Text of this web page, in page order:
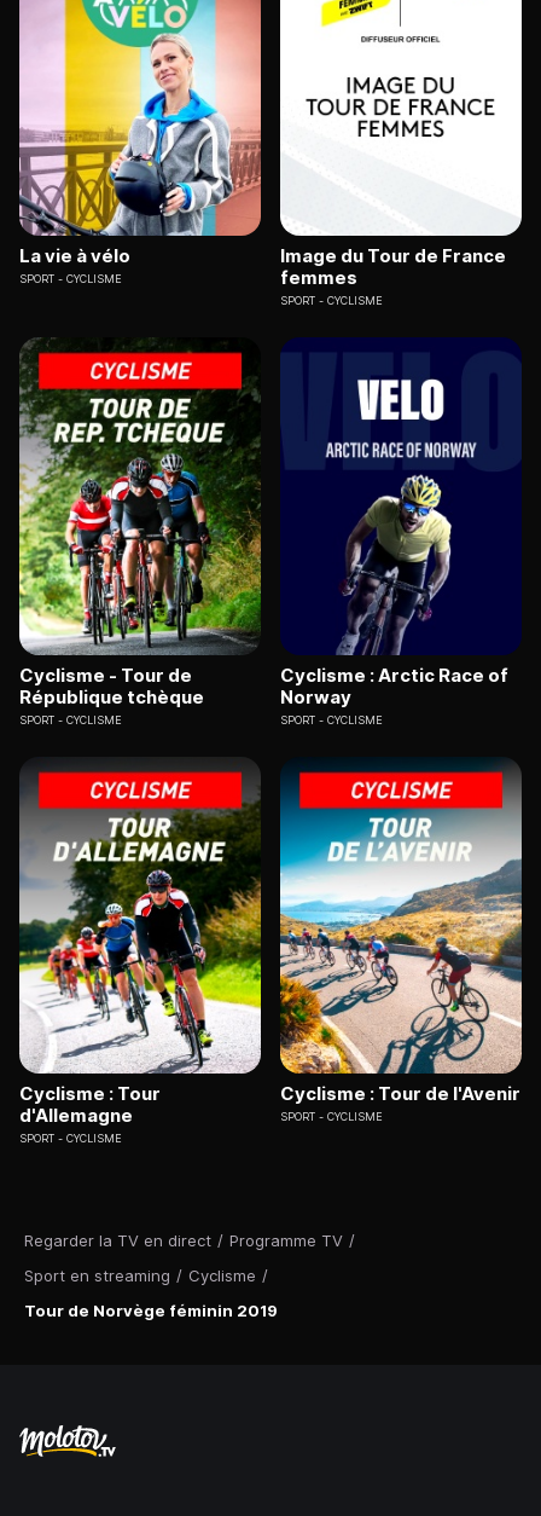
Regarder la TV en direct / Programme TV /
Sport en streaming / Cyclisme /
Tour de Norvège féminin 2019
La vie à vélo
SPORT CYCLISME
Image du Tour de France
femmes
SPORT CYCLISME
Cyclisme - Tour de
République tchèque
SPORT CYCLISME
Cyclisme : Arctic Race of
Norway
SPORT CYCLISME
Cyclisme : Tour
d'Allemagne
SPORT CYCLISME
Cyclisme : Tour de l'Avenir
SPORT CYCLISME